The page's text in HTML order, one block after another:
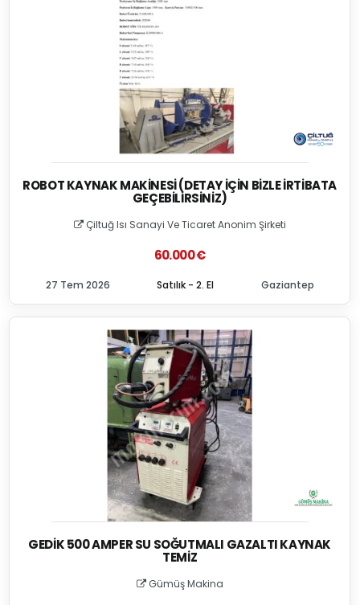
ROBOT KAYNAK MAKINESI (DETAY İÇIN BIZLE İRTIBATA
GEÇEBILIRSINIZ)
Çiltuğ Isı Sanayi Ve Ticaret Anonim Şirketi
60.000 €
Satılık - 2. El
27 Tem 2026 Gaziantep
GEDIK 500 AMPER SU SOĞUTMALI GAZALTI KAYNAK
TEMIZ
Gümüş Makina